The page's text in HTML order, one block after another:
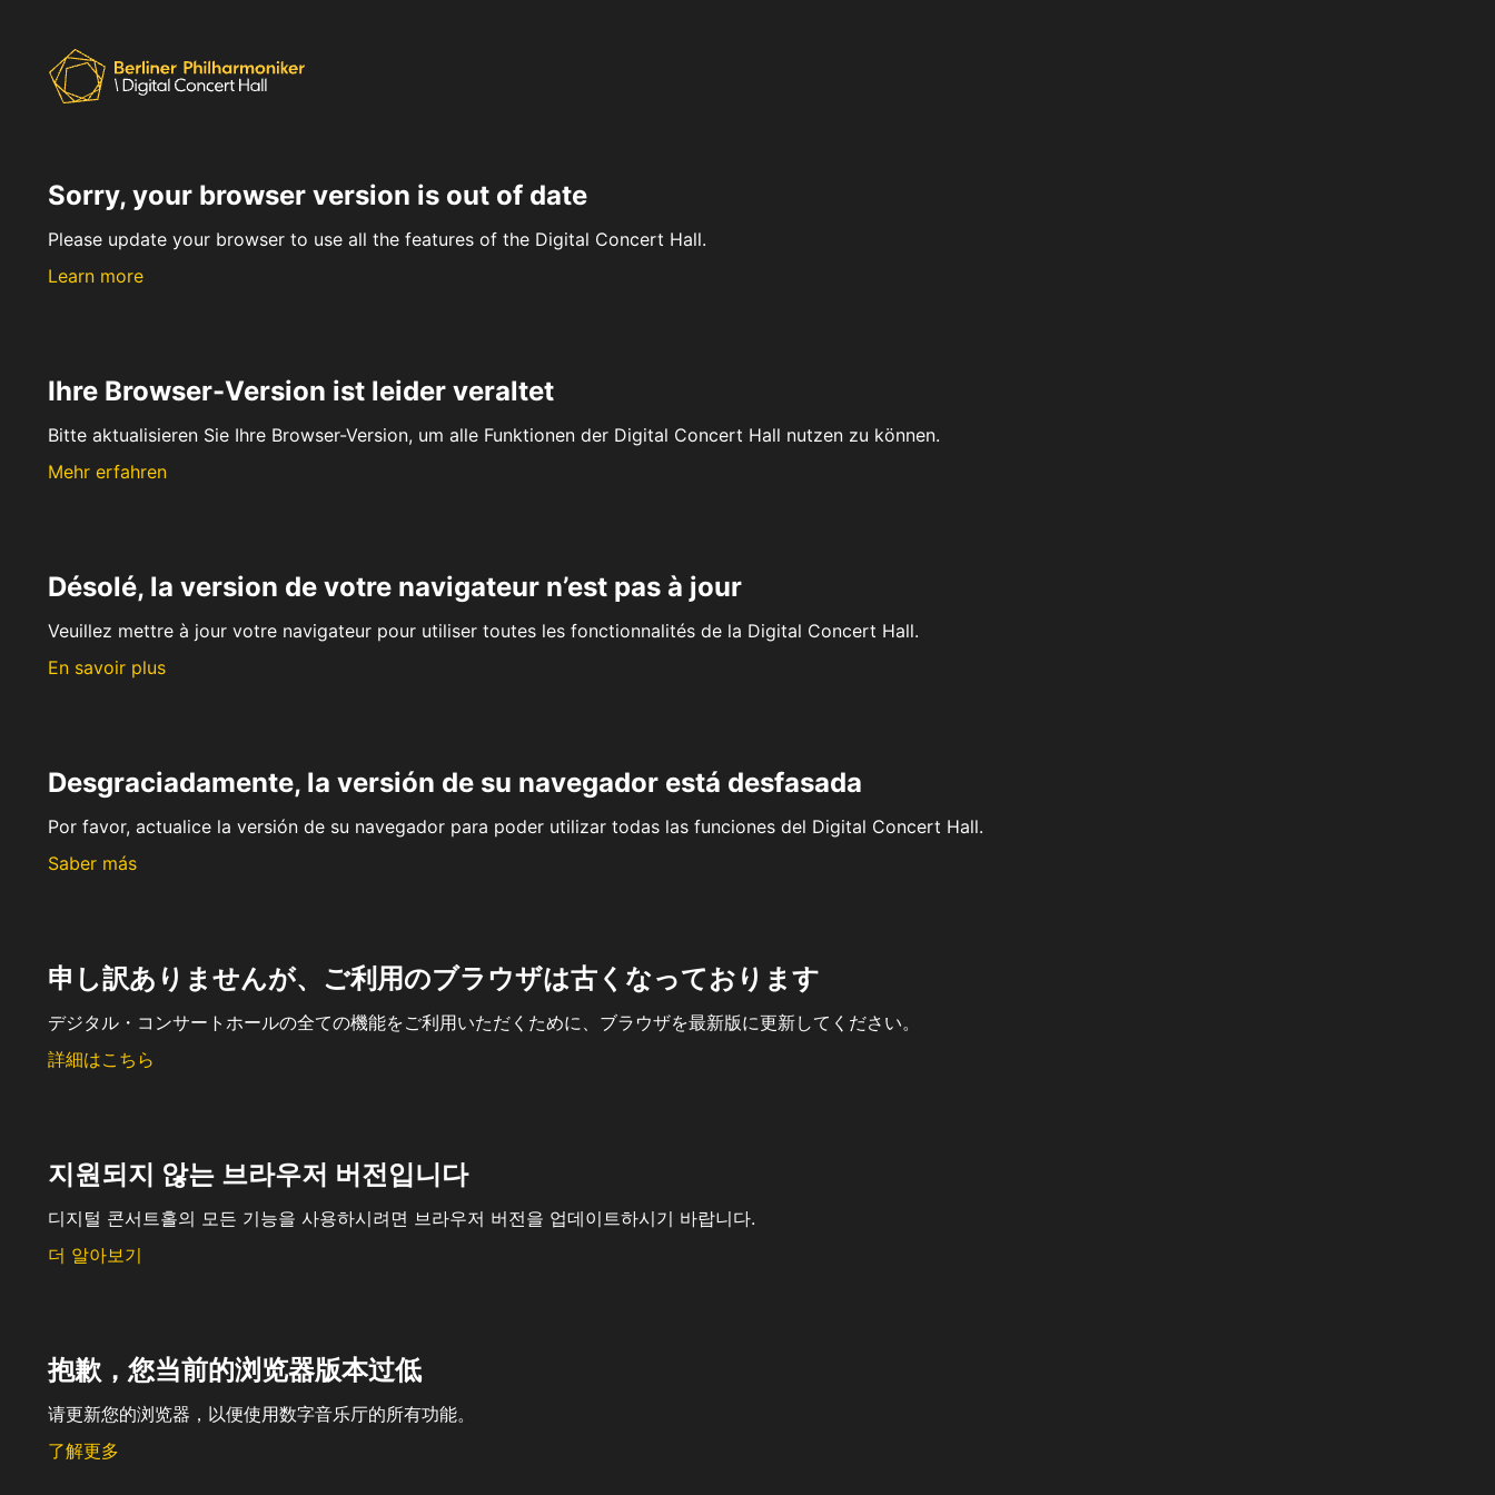
Sorry, your browser version is out of date
Please update your browser to use all the features of the Digital Concert Hall.
Learn more
Ihre Browser-Version ist leider veraltet
Bitte aktualisieren Sie Ihre Browser-Version, um alle Funktionen der Digital Concert Hall nutzen zu können.
Mehr erfahren
Désolé, la version de votre navigateur n’est pas à jour
Veuillez mettre à jour votre navigateur pour utiliser toutes les fonctionnalités de la Digital Concert Hall.
En savoir plus
Desgraciadamente, la versión de su navegador está desfasada
Por favor, actualice la versión de su navegador para poder utilizar todas las funciones del Digital Concert Hall.
Saber más
申し訳ありませんが、ご利用のブラウザは古くなっております
デジタル・コンサートホールの全ての機能をご利用いただくために、ブラウザを最新版に更新してください。
詳細はこちら
지원되지 않는 브라우저 버전입니다
디지털 콘서트홀의 모든 기능을 사용하시려면 브라우저 버전을 업데이트하시기 바랍니다.
더 알아보기
抱歉，您当前的浏览器版本过低
请更新您的浏览器，以便使用数字音乐厅的所有功能。
了解更多